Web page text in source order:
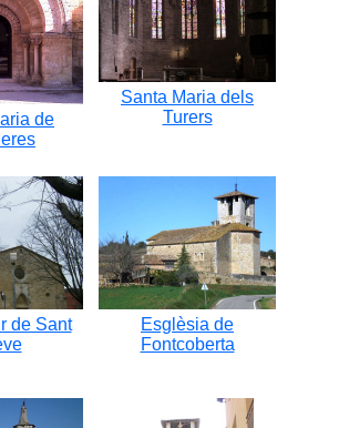
de
Santa Maria dels
Turers
de Sant
Esglèsia de
Fontcoberta